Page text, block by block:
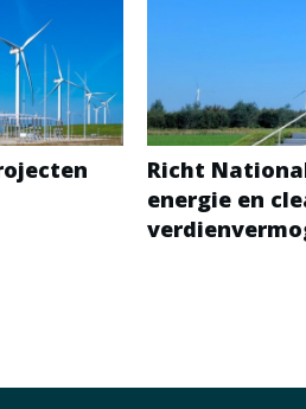
Richt
energie en